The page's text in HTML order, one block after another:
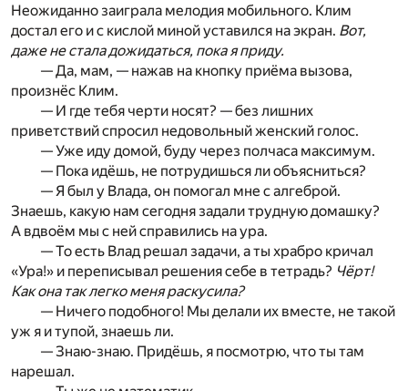
Неожиданно заиграла мелодия мобильного. Клим
достал его и с кислой миной уставился на экран. Вот,
даже не стала дожидаться, пока я приду.
— Да, мам, — нажав на кнопку приёма вызова,
произнёс Клим.
— И где тебя черти носят? — без лишних
приветствий спросил недовольный женский голос.
— Уже иду домой, буду через полчаса максимум.
— Пока идёшь, не потрудишься ли объясниться?
— Я был у Влада, он помогал мне с алгеброй.
Знаешь, какую нам сегодня задали трудную домашку?
А вдвоём мы с ней справились на ура.
— То есть Влад решал задачи, а ты храбро кричал
«Ура!» и переписывал решения себе в тетрадь? Чёрт!
Как она так легко меня раскусила?
— Ничего подобного! Мы делали их вместе, не такой
уж я и тупой, знаешь ли.
— Знаю-знаю. Придёшь, я посмотрю, что ты там
нарешал.